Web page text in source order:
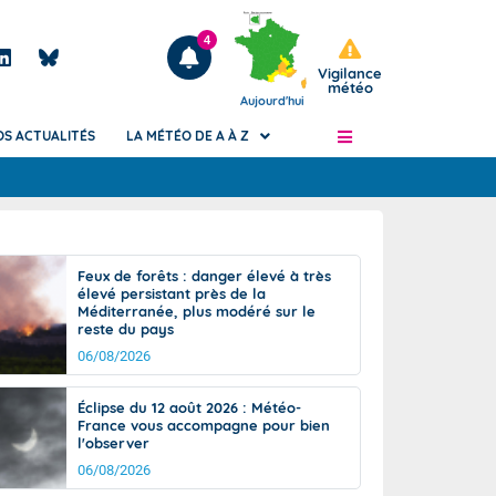
Articles
4
Aujourd'hui
Vigilance
météo
de
Phénomènes dangereux de J+2 à J+7
Avertissement pluies intenses à l'échelle
des communes (Apic)
Bulletins Marine
d'avalanche
Météo des forêts
Vigicrues
ACTUALITÉS LA MÉTÉO DE A À Z
Feux de forêts : danger élevé à très
élevé persistant près de la
Méditerranée, plus modéré sur le
reste du pays
06/08/2026
Éclipse du 12 août 2026 : Météo-
France vous accompagne pour bien
l'observer
06/08/2026